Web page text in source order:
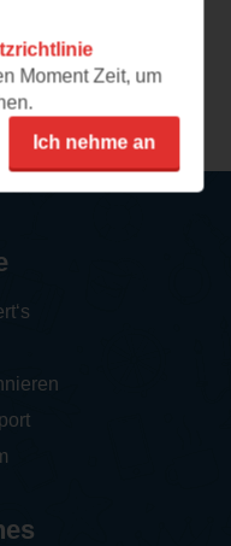
Moment Zeit, um
Ich nehme an